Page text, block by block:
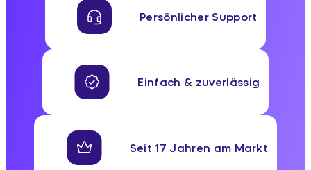
Persönlicher Support
Einfach & zuverlässig
Seit 17 Jahren am Markt